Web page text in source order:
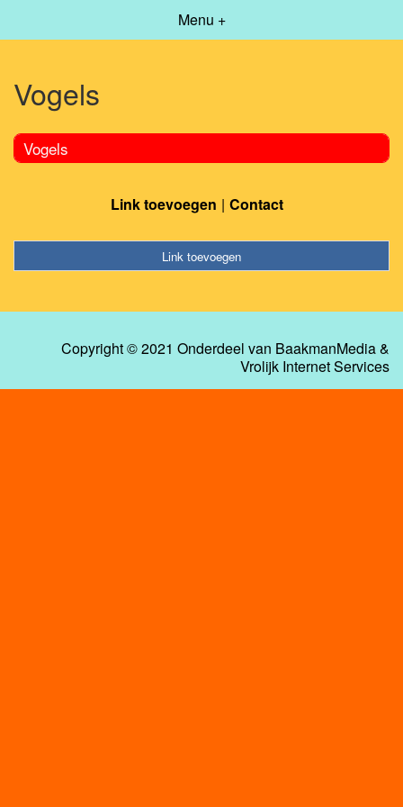
Menu +
Vogels
Vogels
Link toevoegen Contact
Link toevoegen
Copyright © 2021 Onderdeel van BaakmanMedia&
Vrolijk Internet Services